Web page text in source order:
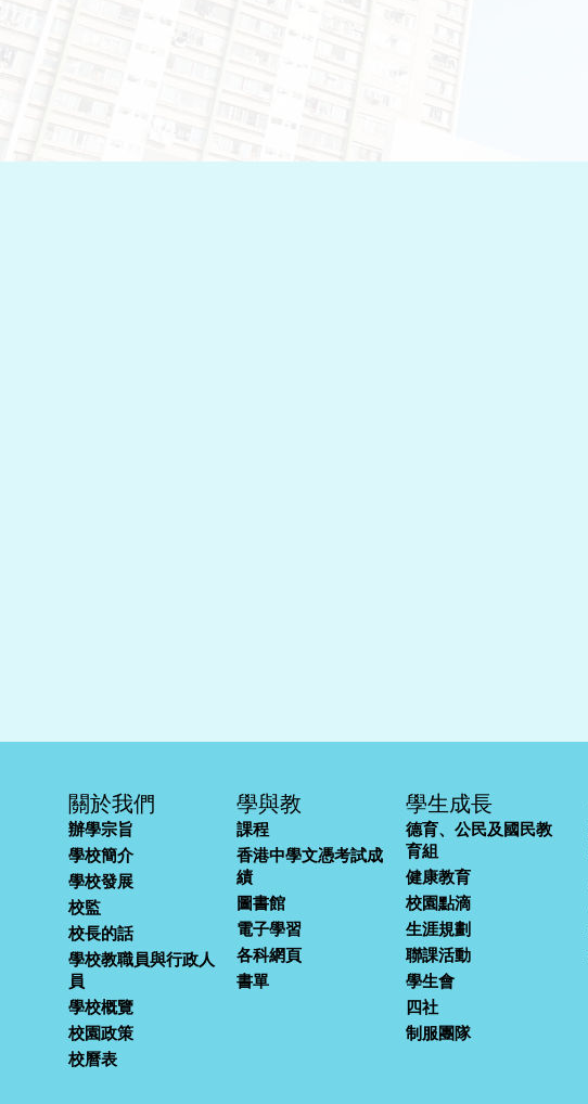
關於我們
辦學宗旨
學校簡介
學校發展
校監
校長的話
學校教職員與行政人
員
學校概覽
校園政策
校曆表
學與教
課程
香港中學文憑考試成
績
圖書館
電子學習
各科網頁
書單
學生成長
德育、公民及國民教
育組
健康教育
校園點滴
生涯規劃
聯課活動
學生會
四社
制服團隊